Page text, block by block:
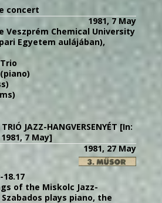
concert
1981, 7 May
Veszprém Chemical University
Egyetem aulájában),
JAZZ-HANGVERSENYÉT [In:
7 May]
1981, 27 May
of the Miskolc Jazz-
plays piano, the